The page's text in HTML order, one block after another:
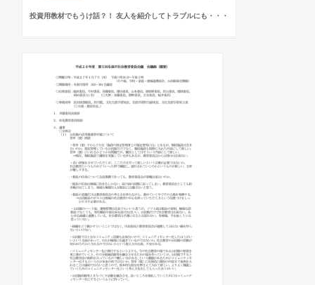
投資用教材でもうけ話？！ 友人を紹介してトラブルにも・・・